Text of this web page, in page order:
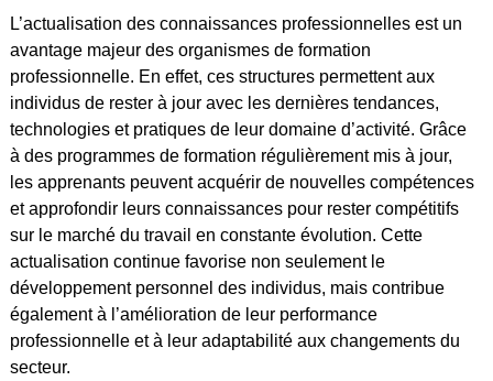
L’actualisation des connaissances professionnelles est un
avantage majeur des organismes de formation
professionnelle. En effet, ces structures permettent aux
individus de rester à jour avec les dernières tendances,
technologies et pratiques de leur domaine d’activité. Grâce
à des programmes de formation régulièrement mis à jour,
les apprenants peuvent acquérir de nouvelles compétences
et approfondir leurs connaissances pour rester compétitifs
sur le marché du travail en constante évolution. Cette
actualisation continue favorise non seulement le
développement personnel des individus, mais contribue
également à l’amélioration de leur performance
professionnelle et à leur adaptabilité aux changements du
secteur.